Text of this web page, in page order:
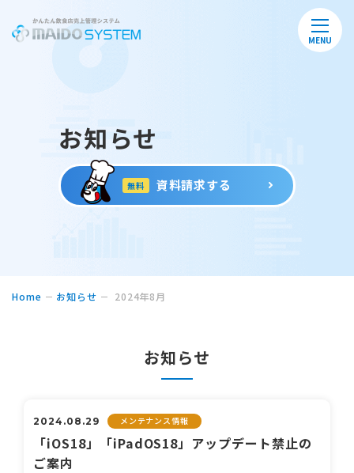
MENU
お知らせ
無料 資料請求する
Home お知らせ 2024年8月
お知らせ
2024.08.29 メンテナンス情報
「iOS18」「iPadOS18」アップデート禁止の
ご案内